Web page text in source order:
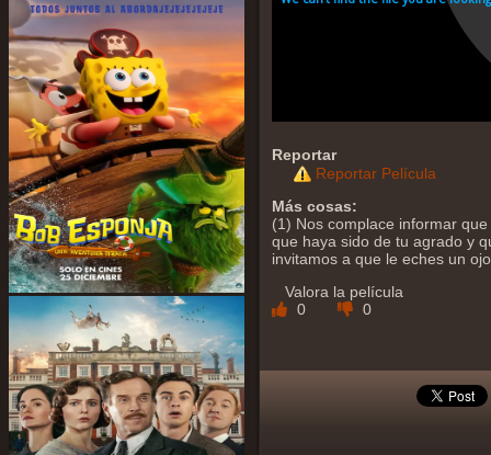
Reportar
Reportar Película
Más cosas:
(1) Nos complace informar
que haya sido de tu agrado y
invitamos a que le eches un
Valora la película
0
0